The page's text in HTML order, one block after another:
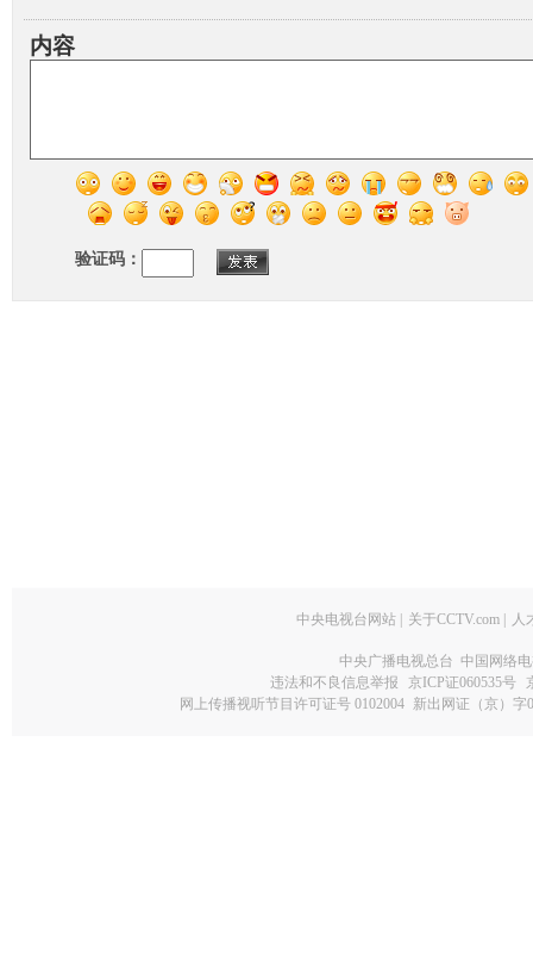
内容
验证码：
中央电视台网站 关于CCTV.com 人
中央广播电视总台 中国网络
违法和不良信息举报
京ICP证060535号
网上传播视听节目许可证号 0102004 新出网证（京）